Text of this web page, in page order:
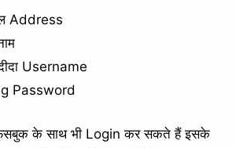
Address
Username
Password
के साथ भी Login कर सकते हैं इसके